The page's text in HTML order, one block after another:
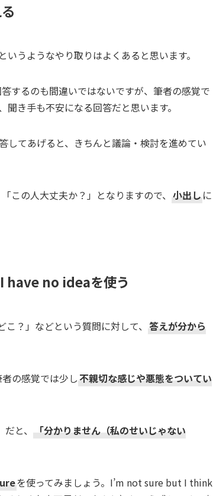
というようなやり取りはよくあると思います。
するのも間違いではないですが、筆者の感覚で
聞き手も不安になる回答だと思います。
してあげると、きちんと議論・検討を進めてい
の人大丈夫か？」となりますので、 小出し に
have no ideaを使う
？」などという質問に対して、 答えが分から
の感覚では少し不親切な感じや悪態をついてい
と、
「分かりません（私のせいじゃない
を使ってみましょう。I’m not sure but I think